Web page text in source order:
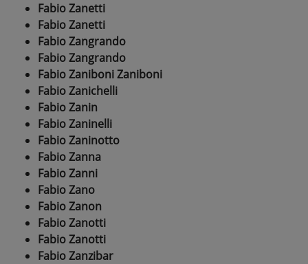
Fabio Zanetti
Fabio Zanetti
Fabio Zangrando
Fabio Zangrando
Fabio Zaniboni Zaniboni
Fabio Zanichelli
Fabio Zanin
Fabio Zaninelli
Fabio Zaninotto
Fabio Zanna
Fabio Zanni
Fabio Zano
Fabio Zanon
Fabio Zanotti
Fabio Zanotti
Fabio Zanzibar